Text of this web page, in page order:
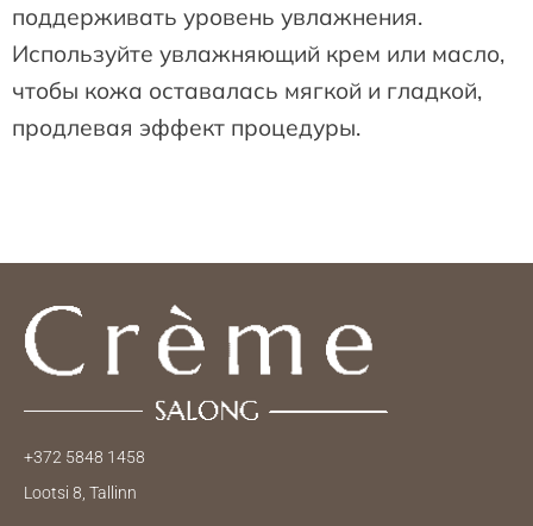
поддерживать уровень увлажнения.
Используйте увлажняющий крем или масло,
чтобы кожа оставалась мягкой и гладкой,
продлевая эффект процедуры.
+372 5848 1458
Lootsi 8, Tallinn